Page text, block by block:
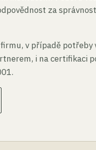
za
v případě potřeby
i na certifikaci